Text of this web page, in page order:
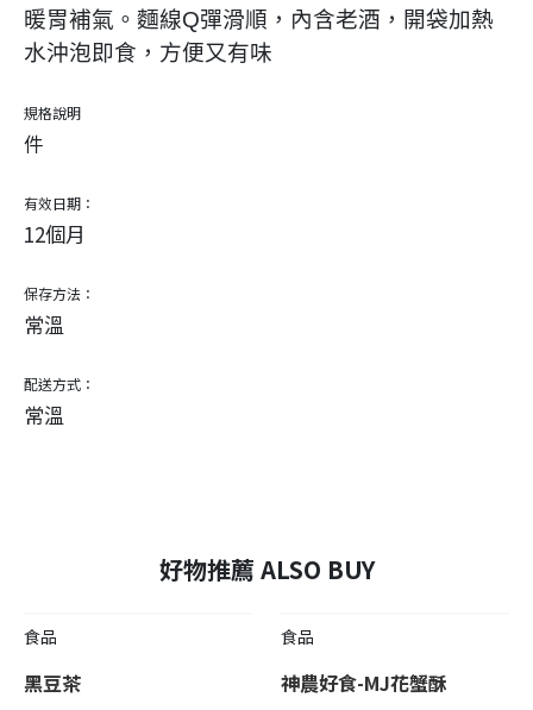
暖胃補氣。麵線Q彈滑順，內含老酒，開袋加熱
水沖泡即食，方便又有味
規格說明
件
有效日期：
12個月
保存方法：
常溫
配送方式：
常溫
好物推薦 ALSO BUY
食品
黑豆茶
食品
神農好食-MJ花蟹酥